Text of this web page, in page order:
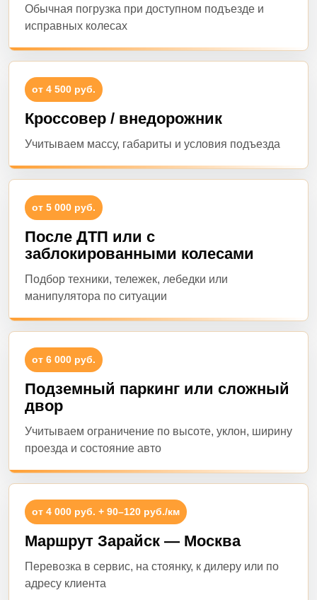
Обычная погрузка при доступном подъезде и
исправных колесах
от 4 500 руб.
Кроссовер / внедорожник
Учитываем массу, габариты и условия подъезда
от 5 000 руб.
После ДТП или с
заблокированными колесами
Подбор техники, тележек, лебедки или
манипулятора по ситуации
от 6 000 руб.
Подземный паркинг или сложный
двор
Учитываем ограничение по высоте, уклон, ширину
проезда и состояние авто
от 4 000 руб. + 90–120 руб./км
Маршрут Зарайск — Москва
Перевозка в сервис, на стоянку, к дилеру или по
адресу клиента